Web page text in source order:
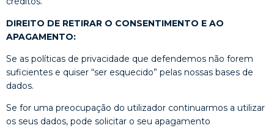
DIREITO DE RETIRAR O CONSENTIMENTO E AO
APAGAMENTO:
Se as políticas de privacidade que defendemos não forem
suficientes e quiser “ser esquecido” pelas nossas bases de
dados.
Se for uma preocupação do utilizador continuarmos a utilizar
os seus dados, pode solicitar o seu apagamento